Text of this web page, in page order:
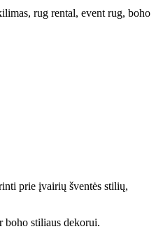
rug rental, event rug, boho
prie įvairių šventės stilių,
boho stiliaus dekorui.